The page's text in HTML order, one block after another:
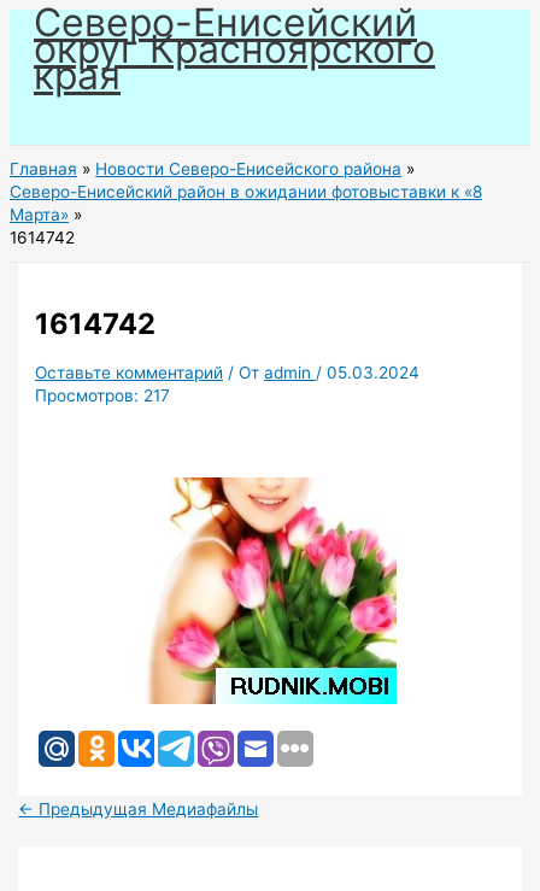
Перейти
содержимому
Северо-Енисейский
округ Красноярского
края
Главная
Новости Северо-Енисейского района
Северо-Енисейский район в ожидании фотовыставки к «8
Марта»
1614742
1614742
Оставьте комментарий / Отadmin /05.03.2024
Просмотров: 217
← Предыдущая Медиафайлы